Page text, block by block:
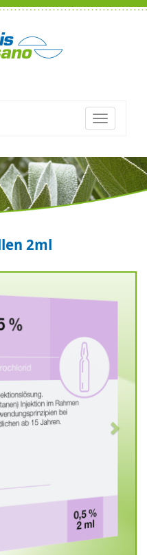
Toggle
2ml